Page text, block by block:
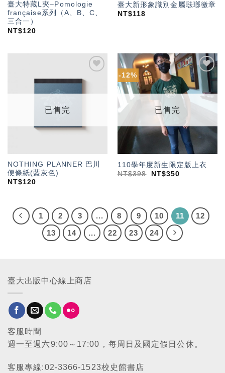
臺大特藏L夾–Pomologie
française系列（A、B、C、
三合一）
NT$120
臺大新形象識別金屬琺瑯徽章
NT$118
望輕
已售完
NOTHING PLANNER 巴川
便條紙(藍灰色)
NT$120
-12%
加入
「願
望輕
單」
已售完
110學年度新生限定版上衣
NT$398 NT$350
1 2 3 ... 8 9 10 11
12
13
14 ... 22 23 24
臺大出版中心線上商店
客服時間
週一至週六9:00～17:00，每周日及國定假日公休。
客服專線:02-3366-1523校史館書店